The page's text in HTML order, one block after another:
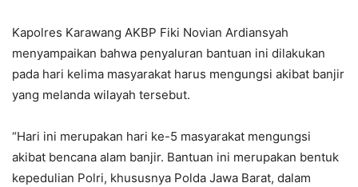
Kapolres Karawang AKBP Fiki Novian Ardiansyah
menyampaikan bahwa penyaluran bantuan ini dilakukan
pada hari kelima masyarakat harus mengungsi akibat banjir
yang melanda wilayah tersebut.
“Hari ini merupakan hari ke-5 masyarakat mengungsi
akibat bencana alam banjir. Bantuan ini merupakan bentuk
kepedulian Polri, khususnya Polda Jawa Barat, dalam